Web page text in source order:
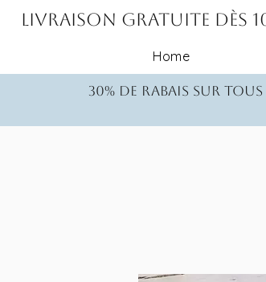
Livraison gratuite dès
Home
30% de rabais sur